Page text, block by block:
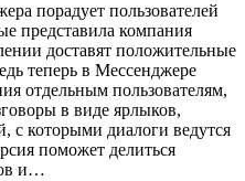
порадует пользователей
представила компания
доставят положительные
теперь в Мессенджере
отдельным пользователям,
в виде ярлыков,
с которыми диалоги ведутся
поможет делиться
и…